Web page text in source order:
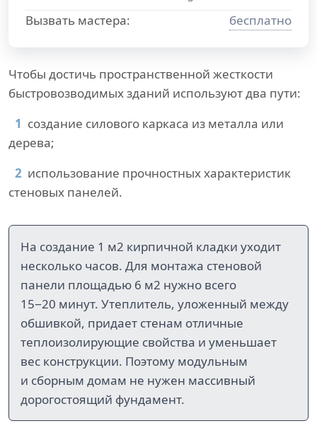
Вызвать мастера:
бесплатно
Чтобы достичь пространственной жесткости
быстровозводимых зданий используют два пути:
создание силового каркаса из металла или
дерева;
использование прочностных характеристик
стеновых панелей.
На создание 1 м2 кирпичной кладки уходит
несколько часов. Для монтажа стеновой
панели площадью 6 м2 нужно всего
15−20 минут. Утеплитель, уложенный между
обшивкой, придает стенам отличные
теплоизолирующие свойства и уменьшает
вес конструкции. Поэтому модульным
и сборным домам не нужен массивный
дорогостоящий фундамент.